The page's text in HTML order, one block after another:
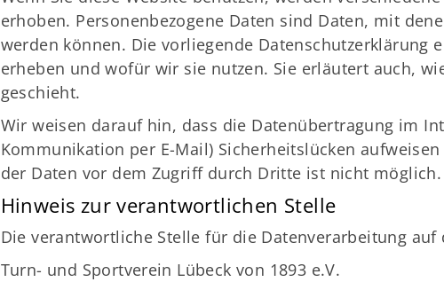
erhoben. Personenbezogene Daten sind Daten, mit
werden können. Die vorliegende Datenschutzerklärung
erheben und wofür wir sie nutzen. Sie erläutert auch,
geschieht.
Wir weisen darauf hin, dass die Datenübertragung im
Kommunikation per E-Mail) Sicherheitslücken
der Daten vor dem Zugriff durch Dritte ist nicht möglich.
Hinweis zur verantwortlichen Stelle
Die verantwortliche Stelle für die Datenverarbeitung auf
Turn- und Sportverein Lübeck von 1893 e.V.